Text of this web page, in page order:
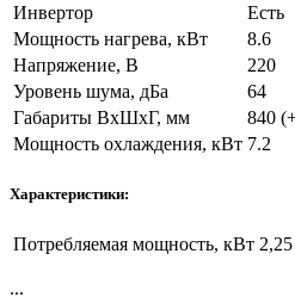
Инвертор
Есть
Мощность нагрева, кВт
8.6
Напряжение, В
220
Уровень шума, дБа
64
Габариты ВхШхГ, мм
840
Мощность охлаждения, кВт 7.2
Характеристики:
Потребляемая мощность, кВт 2,25
...